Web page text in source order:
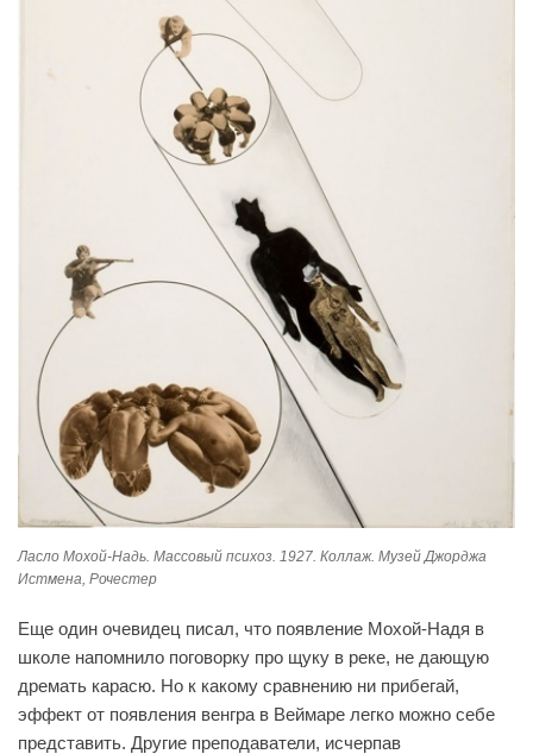
Ласло Мохой-Надь. Массовый психоз. 1927. Коллаж. Музей Джорджа
Истмена, Рочестер
Еще один очевидец писал, что появление Мохой-Надя в
школе напомнило поговорку про щуку в реке, не дающую
дремать карасю. Но к какому сравнению ни прибегай,
эффект от появления венгра в Веймаре легко можно себе
представить. Другие преподаватели, исчерпав